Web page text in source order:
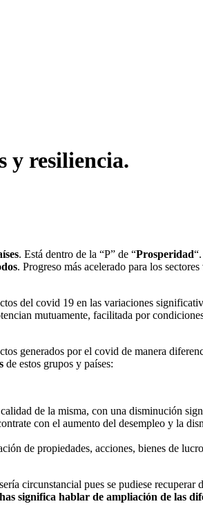
y resiliencia.
. Está dentro de la “P” de “Prosperidad
. Progreso más acelerado para los
del covid 19 en las variaciones
mutuamente, facilitada por
generados por el covid de manera
de estos grupos y países:
de la misma, con una disminución
con el aumento del desempleo y la
de propiedades, acciones, bienes de
circunstancial pues se pudiese recuperar
significa hablar de ampliación de las